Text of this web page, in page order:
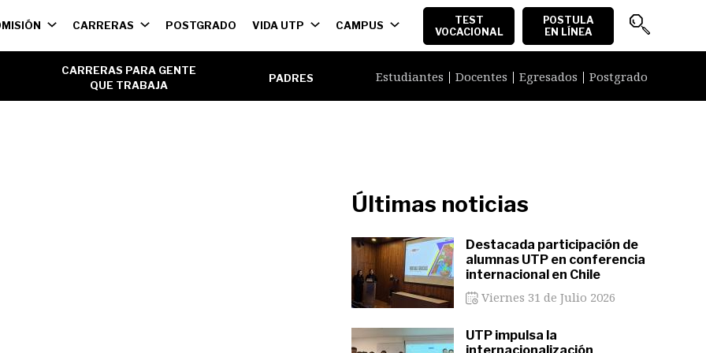
CARRERAS POSTGRADO VIDA UTP CAMPUS
Menu
Secundario
TEST
VOCACIONAL
POSTULA
EN LÍNEA
CARRERAS PARA GENTE
QUE TRABAJA
PADRES
Menu
Estudiantes
Estudiantes Docentes Egresados Postgrado
Últimas noticias
Destacada participación de
alumnas UTP en conferencia
internacional en Chile
Viernes 31 de Julio 2026
UTP impulsa la